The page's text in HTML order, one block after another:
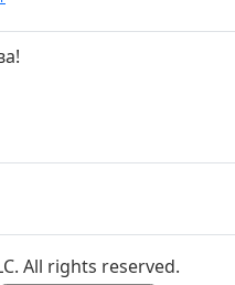
All rights reserved.